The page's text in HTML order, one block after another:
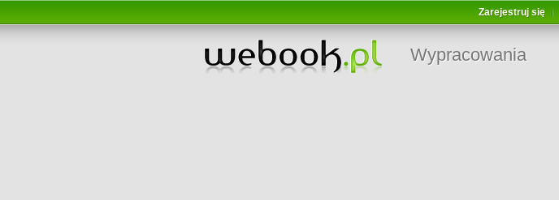
Zarejestruj się
Wypracowania